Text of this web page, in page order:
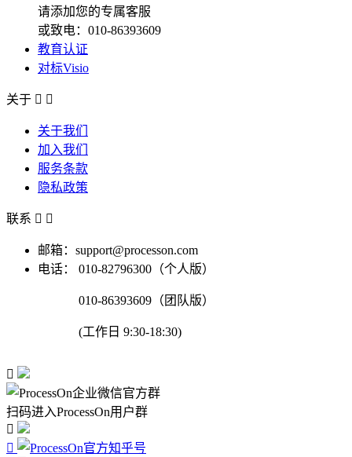
请添加您的专属客服
或致电：010-86393609
教育认证
对标Visio
关于  
关于我们
加入我们
服务条款
隐私政策
联系  
邮箱：support@processon.com
电话：
010-82796300（个人版）
010-86393609（团队版）
(工作日 9:30-18:30)

扫码进入ProcessOn用户群

